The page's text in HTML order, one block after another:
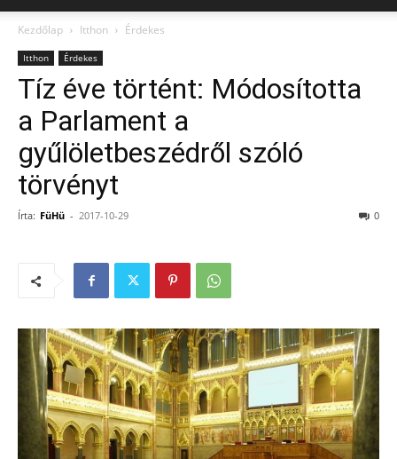
Kezdőlap Itthon Érdekes
Itthon Érdekes
Tíz éve történt: Módosította
a Parlament a
gyűlöletbeszédről szóló
törvényt
Írta: FüHü - 2017-10-29 0